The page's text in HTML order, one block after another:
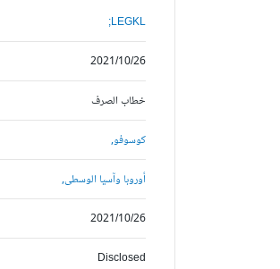
LEGKL;
2021/10/26
خطاب الصرف
كوسوفو,
أوروبا وآسيا الوسطى,
2021/10/26
Disclosed